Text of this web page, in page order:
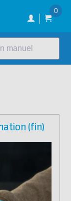
0
manuel
(fin)